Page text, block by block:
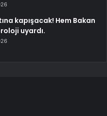
kapışacak! Hem Bakan
uyardı.